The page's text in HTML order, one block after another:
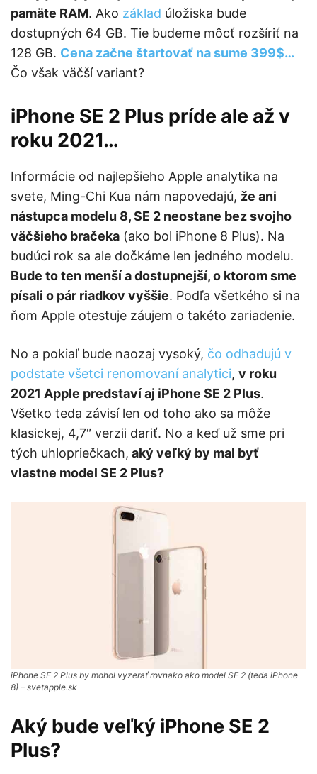
pamäte RAM. Ako základ úložiska bude
dostupných 64 GB. Tie budeme môcť rozšíriť na
128 GB. Cena začne štartovať na sume 399$…
Čo však väčší variant?
iPhone SE 2 Plus príde ale až v
roku 2021…
Informácie od najlepšieho Apple analytika na
svete, Ming-Chi Kua nám napovedajú, že ani
nástupca modelu 8, SE 2 neostane bez svojho
väčšieho bračeka (ako bol iPhone 8 Plus). Na
budúci rok sa ale dočkáme len jedného modelu.
Bude to ten menší a dostupnejší, o ktorom sme
písali o pár riadkov vyššie. Podľa všetkého si na
ňom Apple otestuje záujem o takéto zariadenie.
No a pokiaľ bude naozaj vysoký, čo odhadujú v
podstate všetci renomovaní analytici, v roku
2021 Apple predstaví aj iPhone SE 2 Plus.
Všetko teda závisí len od toho ako sa môže
klasickej, 4,7″ verzii dariť. No a keď už sme pri
tých uhlopriečkach, aký veľký by mal byť
vlastne model SE 2 Plus?
iPhone SE 2 Plus by mohol vyzerať rovnako ako model SE 2 (teda iPhone
8) – svetapple.sk
Aký bude veľký iPhone SE 2
Plus?